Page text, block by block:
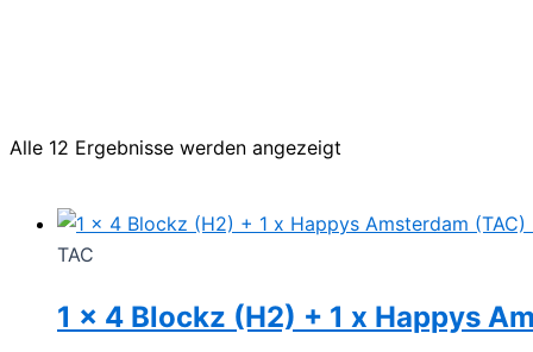
Alle 12 Ergebnisse werden angezeigt
TAC
1 x 4 Blockz (H2) + 1 x Happys